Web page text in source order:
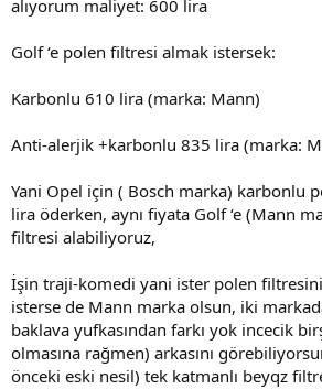
alıyorum maliyet: 600 lira
Golf ‘e polen filtresi almak istersek:
Karbonlu 610 lira (marka: Mann)
Anti-alerjik +karbonlu 835 lira (marka:
Yani Opel için ( Bosch marka) karbonlu
lira öderken, aynı fiyata Golf ‘e (Mann
filtresi alabiliyoruz,
İşin traji-komedi yani ister polen
isterse de Mann marka olsun, iki
baklava yufkasından farkı yok incecik
olmasına rağmen) arkasını
önceki eski nesil) tek katmanlı beyqz